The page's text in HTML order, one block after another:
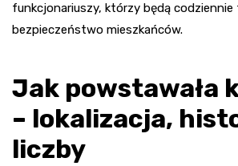
funkcjonariuszy, którzy będą
bezpieczeństwo mieszkańców.
Jak powstawała
– lokalizacja,
liczby